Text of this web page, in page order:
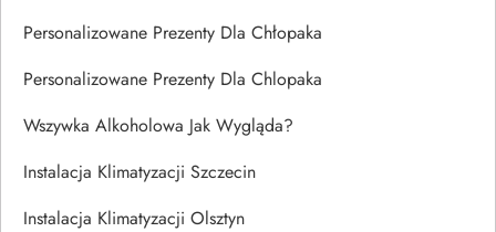
Personalizowane Prezenty Dla Chłopaka
Personalizowane Prezenty Dla Chlopaka
Wszywka Alkoholowa Jak Wygląda?
Instalacja Klimatyzacji Szczecin
Instalacja Klimatyzacji Olsztyn